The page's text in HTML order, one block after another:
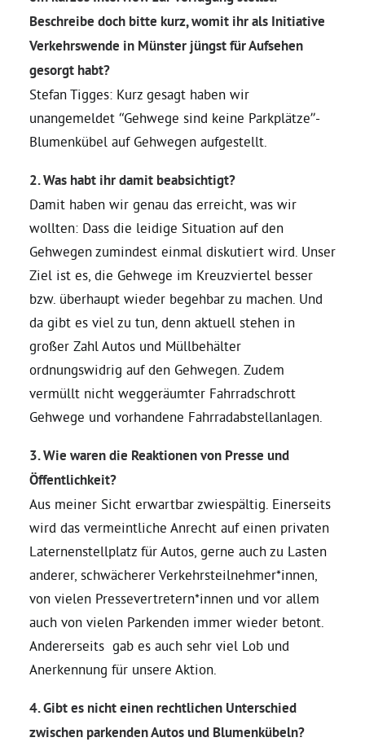
Termine
Arbeitsgruppen
Mitglied werden
Kommunalpolitik
Engagement-Sprechstunde
Grüne Jugend
CampusGrün
Aktuelles
Termine
Kontakt
Beschreibe doch bitte kurz, womit ihr als Initiative
Verkehrswende in Münster jüngst für Aufsehen
gesorgt habt?
Stefan Tigges: Kurz gesagt haben wir
unangemeldet “Gehwege sind keine Parkplätze”-
Blumenkübel auf Gehwegen aufgestellt.
2. Was habt ihr damit beabsichtigt?
Damit haben wir genau das erreicht, was wir
wollten: Dass die leidige Situation auf den
Gehwegen zumindest einmal diskutiert wird. Unser
Ziel ist es, die Gehwege im Kreuzviertel besser
bzw. überhaupt wieder begehbar zu machen. Und
da gibt es viel zu tun, denn aktuell stehen in
großer Zahl Autos und Müllbehälter
ordnungswidrig auf den Gehwegen. Zudem
vermüllt nicht weggeräumter Fahrradschrott
Gehwege und vorhandene Fahrradabstellanlagen.
3. Wie waren die Reaktionen von Presse und
Öffentlichkeit?
Aus meiner Sicht erwartbar zwiespältig. Einerseits
wird das vermeintliche Anrecht auf einen privaten
Laternenstellplatz für Autos, gerne auch zu Lasten
anderer, schwächerer Verkehrsteilnehmer*innen,
von vielen Pressevertretern*innen und vor allem
auch von vielen Parkenden immer wieder betont.
Andererseits gab es auch sehr viel Lob und
Anerkennung für unsere Aktion.
4. Gibt es nicht einen rechtlichen Unterschied
zwischen parkenden Autos und Blumenkübeln?